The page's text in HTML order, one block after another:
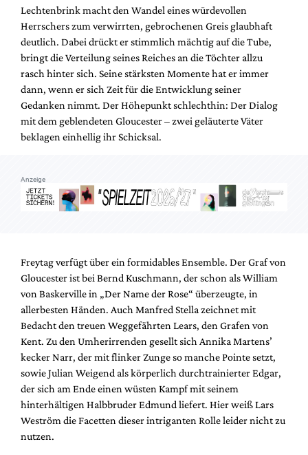
Lechtenbrink macht den Wandel eines würdevollen
Herrschers zum verwirrten, gebrochenen Greis glaubhaft
deutlich. Dabei drückt er stimmlich mächtig auf die Tube,
bringt die Verteilung seines Reiches an die Töchter allzu
rasch hinter sich. Seine stärksten Momente hat er immer
dann, wenn er sich Zeit für die Entwicklung seiner
Gedanken nimmt. Der Höhepunkt schlechthin: Der Dialog
mit dem geblendeten Gloucester – zwei geläuterte Väter
beklagen einhellig ihr Schicksal.
Anzeige
Freytag verfügt über ein formidables Ensemble. Der Graf von
Gloucester ist bei Bernd Kuschmann, der schon als William
von Baskerville in „Der Name der Rose“ überzeugte, in
allerbesten Händen. Auch Manfred Stella zeichnet mit
Bedacht den treuen Weggefährten Lears, den Grafen von
Kent. Zu den Umherirrenden gesellt sich Annika Martens’
kecker Narr, der mit flinker Zunge so manche Pointe setzt,
sowie Julian Weigend als körperlich durchtrainierter Edgar,
der sich am Ende einen wüsten Kampf mit seinem
hinterhältigen Halbbruder Edmund liefert. Hier weiß Lars
Weström die Facetten dieser intriganten Rolle leider nicht zu
nutzen.